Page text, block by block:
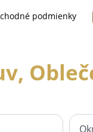
podmienky